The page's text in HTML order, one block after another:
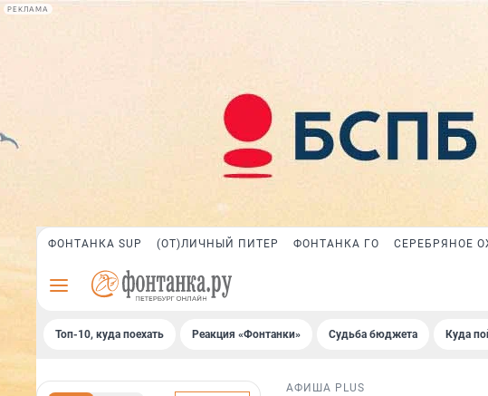
РЕКЛАМА
ФОНТАНКА SUP (ОТ)ЛИЧНЫЙ ПИТЕР ФОНТАНКА ГО СЕРЕБРЯНОЕ
Топ-10, куда поехать Реакция «Фонтанки» Судьба бюджета Куда
АФИША PLUS